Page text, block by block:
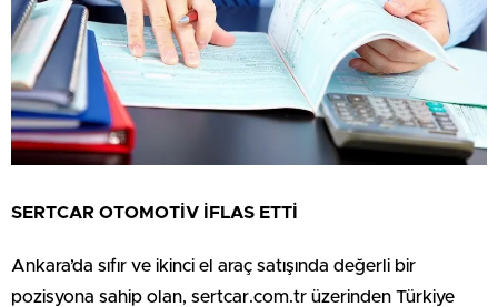
SERTCAR OTOMOTİV İFLAS ETTİ
Ankara’da sıfır ve ikinci el araç satışında değerli bir
pozisyona sahip olan, sertcar.com.tr üzerinden Türkiye